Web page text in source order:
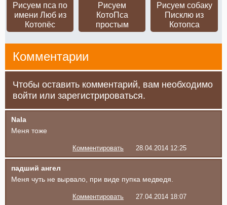
Рисуем пса по
имени Люб из
Котопёс
Рисуем
КотоПса
простым
Рисуем собаку
Писклю из
Котопса
Комментарии
Чтобы оставить комментарий, вам необходимо
войти или зарегистрироваться.
Nala
Меня тоже
Комментировать 28.04.2014 12:25
падший ангел
Меня чуть не вырвало, при виде пупка медведя.
Комментировать 27.04.2014 18:07